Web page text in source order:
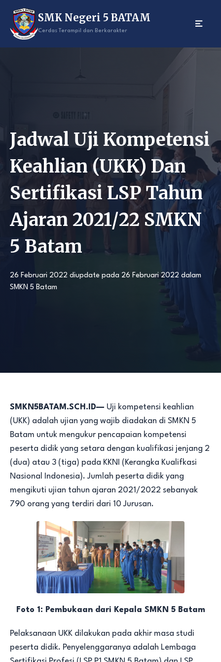
content
SMK Negeri 5 BATAM
Cerdas Terampil dan Berkarakter
Jadwal Uji Kompetensi
Keahlian (UKK) Dan
Sertifikasi LSP Tahun
Ajaran 2021/22 SMKN
5 Batam
26 Februari 2022 diupdate pada 26 Februari 2022 dalam
SMKN 5 Batam
SMKN5BATAM.SCH.ID— Uji kompetensi keahlian
(UKK) adalah ujian yang wajib diadakan di SMKN 5
Batam untuk mengukur pencapaian kompetensi
peserta didik yang setara dengan kualifikasi jenjang 2
(dua) atau 3 (tiga) pada KKNI (Kerangka Kualifkasi
Nasional Indonesia). Jumlah peserta didik yang
mengikuti ujian tahun ajaran 2021/2022 sebanyak
790 orang yang terdiri dari 10 Jurusan.
Foto 1: Pembukaan dari Kepala SMKN 5 Batam
Pelaksanaan UKK dilakukan pada akhir masa studi
peserta didik. Penyelenggaranya adalah Lembaga